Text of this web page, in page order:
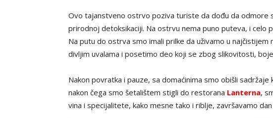
Ovo tajanstveno ostrvo poziva turiste da dođu da odmore
prirodnoj detoksikaciji. Na ostrvu nema puno puteva, i celo
Na putu do ostrva smo imali prilke da uživamo u
divljim uvalama i posetimo deo koji se zbog slikovitosti,
Nakon povratka i pauze, sa domaćinima smo obišli sadržaje
nakon čega smo šetalištem stigli do restorana Lanterna,
vina i specijalitete, kako mesne tako i riblje, završavamo